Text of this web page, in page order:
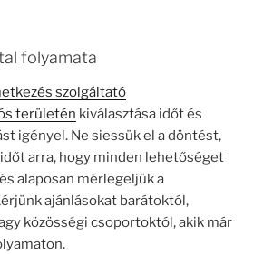
folyamata
szolgáltató
területén kiválasztása időt és
igényel. Ne siessük el a döntést,
arra, hogy minden lehetőséget
alaposan mérlegeljük a
ajánlásokat barátoktól,
közösségi csoportoktól, akik már